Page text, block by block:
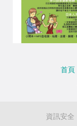
首頁
資訊安全